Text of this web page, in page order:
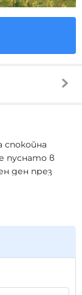
пуснато в
ден през
на